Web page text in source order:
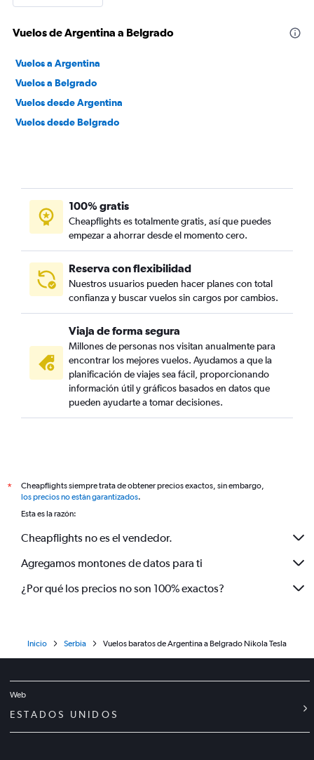
Vuelos de Argentina a Belgrado
Vuelos a Argentina
Vuelos a Belgrado
Vuelos desde Argentina
Vuelos desde Belgrado
100% gratis
Cheapflights es totalmente gratis, así que puedes
empezar a ahorrar desde el momento cero.
Reserva con flexibilidad
Nuestros usuarios pueden hacer planes con total
confianza y buscar vuelos sin cargos por cambios.
Viaja de forma segura
Millones de personas nos visitan anualmente para
encontrar los mejores vuelos. Ayudamos a que la
planificación de viajes sea fácil, proporcionando
información útil y gráficos basados en datos que
pueden ayudarte a tomar decisiones.
*
Cheapflights siempre trata de obtener precios exactos, sin embargo,
los precios no están garantizados.
Esta es la razón:
Cheapflights no es el vendedor.
Agregamos montones de datos para ti
¿Por qué los precios no son 100% exactos?
Inicio Serbia Vuelos baratos de Argentina a Belgrado Nikola Tesla
Web
ESTADOS UNIDOS